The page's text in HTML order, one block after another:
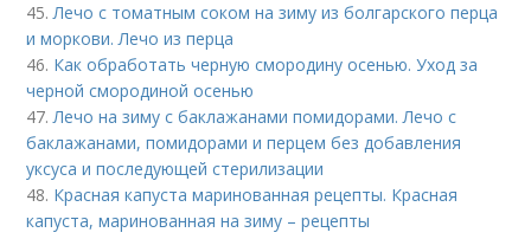
45.Лечо с томатным соком на зиму из болгарского перца
и моркови. Лечо из перца
46. Как обработать черную смородину осенью. Уход за
черной смородиной осенью
47.Лечо на зиму с баклажанами помидорами. Лечо с
баклажанами, помидорами и перцем без добавления
уксуса и последующей стерилизации
48. Красная капуста маринованная рецепты. Красная
капуста, маринованная на зиму – рецепты